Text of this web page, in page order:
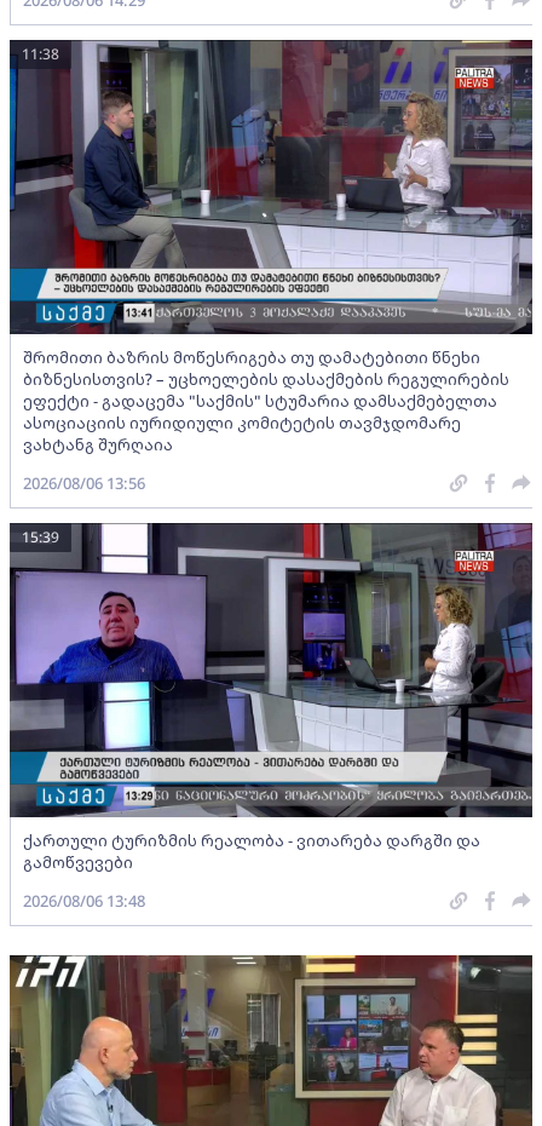
შრომითი ბაზრის მოწესრიგება თუ დამატებითი წნეხი
ბიზნესისთვის? – უცხოელების დასაქმების რეგულირების
ეფექტი - გადაცემა "საქმის" სტუმარია დამსაქმებელთა
ასოციაციის იურიდიული კომიტეტის თავმჯდომარე
ვახტანგ შურღაია
11:38
2026/08/06 13:56
ქართული ტურიზმის რეალობა - ვითარება დარგში და
გამოწვევები
15:39
2026/08/06 13:48